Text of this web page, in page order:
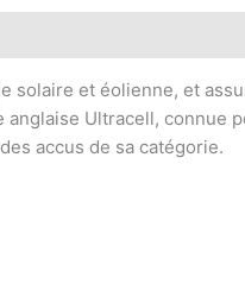
solaire et éolienne, et
Ultracell,
accus de sa catégorie.